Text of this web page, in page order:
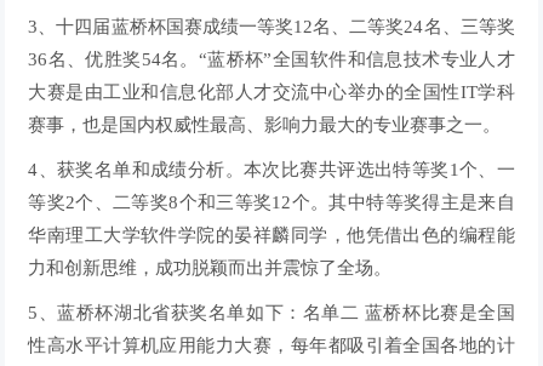
3、十四届蓝桥杯国赛成绩一等奖12名、二等奖24名、三等奖
36名、优胜奖54名。“蓝桥杯”全国软件和信息技术专业人才
大赛是由工业和信息化部人才交流中心举办的全国性IT学科
赛事，也是国内权威性最高、影响力最大的专业赛事之一。
4、获奖名单和成绩分析。本次比赛共评选出特等奖1个、一
等奖2个、二等奖8个和三等奖12个。其中特等奖得主是来自
华南理工大学软件学院的晏祥麟同学，他凭借出色的编程能
力和创新思维，成功脱颖而出并震惊了全场。
5、蓝桥杯湖北省获奖名单如下：名单二 蓝桥杯比赛是全国
性高水平计算机应用能力大赛，每年都吸引着全国各地的计